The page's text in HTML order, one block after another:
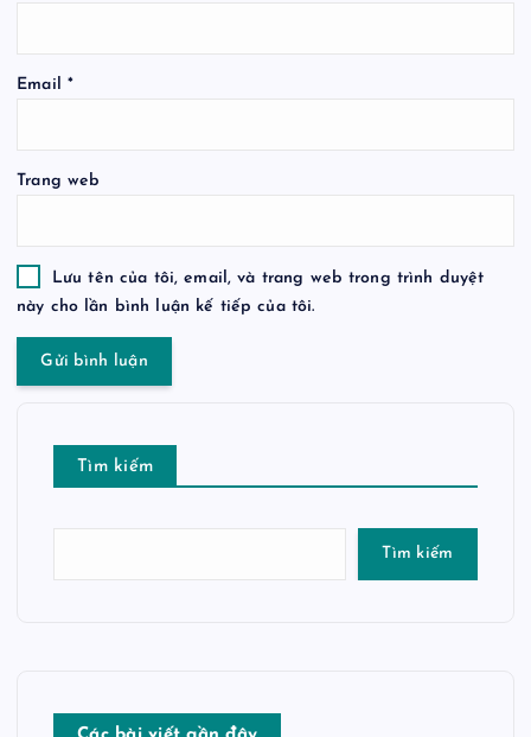
Email *
Trang web
Lưu tên của tôi, email, và trang web trong trình duyệt
này cho lần bình luận kế tiếp của tôi.
Tìm kiếm
Tìm kiếm